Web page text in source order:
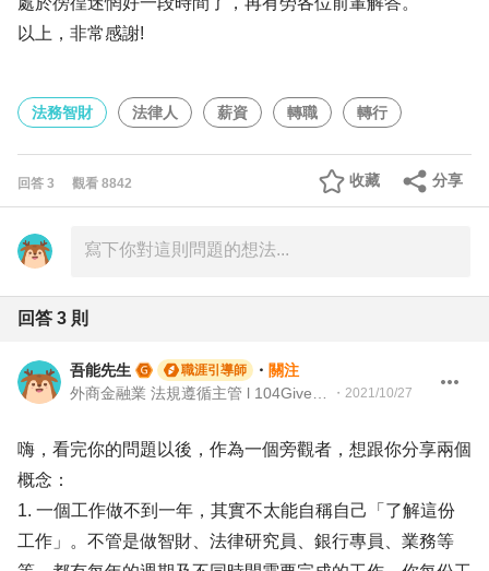
以上，非常感謝!
法務智財 法律人 薪資 轉職 轉行
回答 3 觀看 8842 分享
收藏
回答 3 則
吾能先生 職涯引導師 ・ 關注
・ 2021/10/27
嗨，看完你的問題以後，作為一個旁觀者，想跟你分享兩個
概念：
1. 一個工作做不到一年，其實不太能自稱自己「了解這份
工作」。不管是做智財、法律研究員、銀行專員、業務等